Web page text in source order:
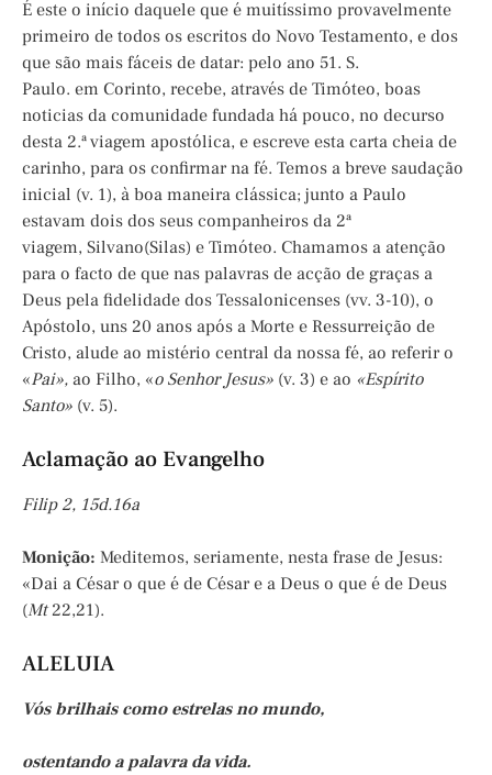
É este o início daquele que é muitíssimo provavelmente
primeiro de todos os escritos do Novo Testamento, e dos
que são mais fáceis de datar: pelo ano 51. S.
Paulo. em Corinto, recebe, através de Timóteo, boas
noticias da comunidade fundada há pouco, no decurso
desta 2.ª viagem apostólica, e escreve esta carta cheia de
carinho, para os confirmar na fé. Temos a breve saudação
inicial (v. 1), à boa maneira clássica; junto a Paulo
estavam dois dos seus companheiros da 2ª
viagem, Silvano(Silas) e Timóteo. Chamamos a atenção
para o facto de que nas palavras de acção de graças a
Deus pela fidelidade dos Tessalonicenses (vv. 3-10), o
Apóstolo, uns 20 anos após a Morte e Ressurreição de
Cristo, alude ao mistério central da nossa fé, ao referir o
«Pai», ao Filho, «o Senhor Jesus» (v. 3) e ao «Espírito
Santo» (v. 5).
Aclamação ao Evangelho
Filip 2, 15d.16a
Monição: Meditemos, seriamente, nesta frase de Jesus:
«Dai a César o que é de César e a Deus o que é de Deus
(Mt22,21).
ALELUIA
Vós brilhais como estrelas no mundo,
ostentando a palavra da vida.